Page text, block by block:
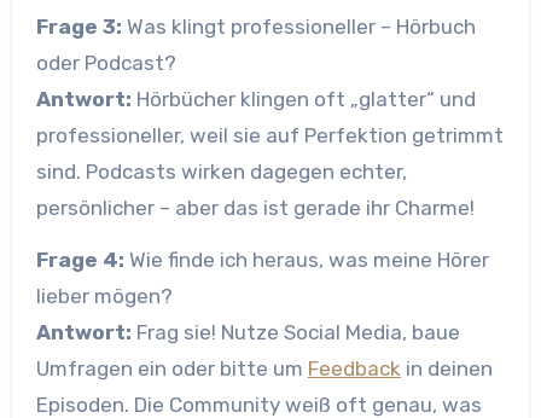
Frage 3: Was klingt professioneller – Hörbuch
oder Podcast?
Antwort: Hörbücher klingen oft „glatter“ und
professioneller, weil sie auf Perfektion getrimmt
sind. Podcasts wirken dagegen echter,
persönlicher – aber das ist gerade ihr Charme!
Frage 4: Wie finde ich heraus, was meine Hörer
lieber mögen?
Antwort: Frag sie! Nutze Social Media, baue
Umfragen ein oder bitte um Feedbackin deinen
Episoden. Die Community weiß oft genau, was